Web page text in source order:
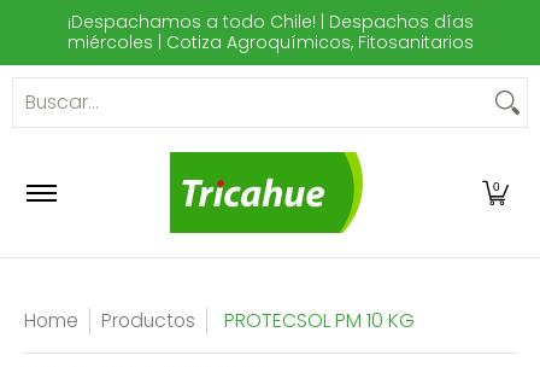
Saltar al contenido principal
¡Despachamos a todo Chile! | Despachos días
miércoles | Cotiza Agroquímicos, Fitosanitarios
Inicio Casa y Jardín Campo y Cultivos
Buscar...
0
Home Productos PROTECSOL PM 10 KG